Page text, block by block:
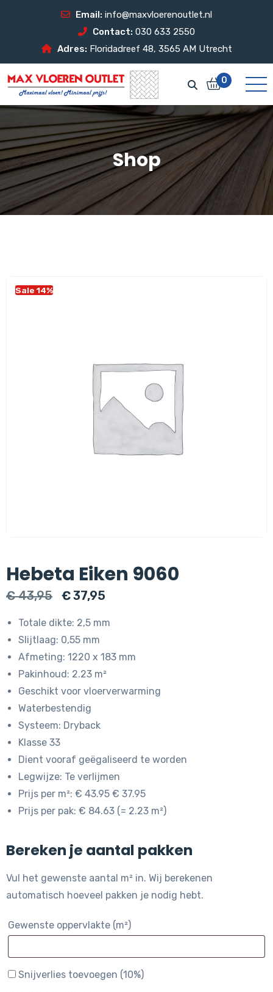
Email: info@maxvloerenoutlet.nl
Contact: 030 633 2550
Adres: Floridadreef 48, 3565 AM Utrecht
0
Shop
Sale 14%
Hebeta Eiken 9060
€43,95
Oorspronkelijke
€ 43,95.
€37,95
€ 37,95.
Totale dikte: 2,5 mm
Slijtlaag: 0,55 mm
Afmeting: 1220 x 183 mm
Pakinhoud: 2.23 m²
Geschikt voor vloerverwarming
Waterbestendig
Systeem: Dryback
Klasse 33
Dient vooraf geëgaliseerd te worden
Legwijze: Te verlijmen
Prijs per m²: € 43.95 € 37.95
Prijs per pak: € 84.63 (= 2.23 m²)
Bereken je aantal pakken
Vul het gewenste aantal m² in. Wij berekenen
automatisch hoeveel pakken je nodig hebt.
Gewenste oppervlakte (m²)
Snijverlies toevoegen (10%)